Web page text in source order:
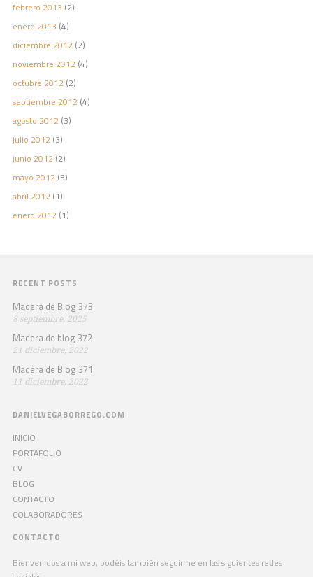
febrero 2013 (2)
enero 2013 (4)
diciembre 2012 (2)
noviembre 2012 (4)
octubre 2012 (2)
septiembre 2012 (4)
agosto 2012 (3)
julio 2012 (3)
junio 2012 (2)
mayo 2012 (3)
abril 2012 (1)
enero 2012 (1)
RECENT POSTS
Madera de Blog 373
8 septiembre, 2025
Madera de blog 372
21 diciembre, 2022
Madera de Blog 371
11 diciembre, 2022
DANIELVEGABORREGO.COM
INICIO
PORTAFOLIO
CV
BLOG
CONTACTO
COLABORADORES
CONTACTO
Bienvenidos a mi web, podéis también seguirme en las siguientes redes